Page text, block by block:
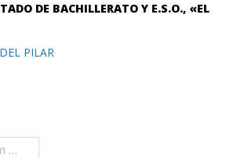
DE BACHILLERATO Y E.S.O., «EL